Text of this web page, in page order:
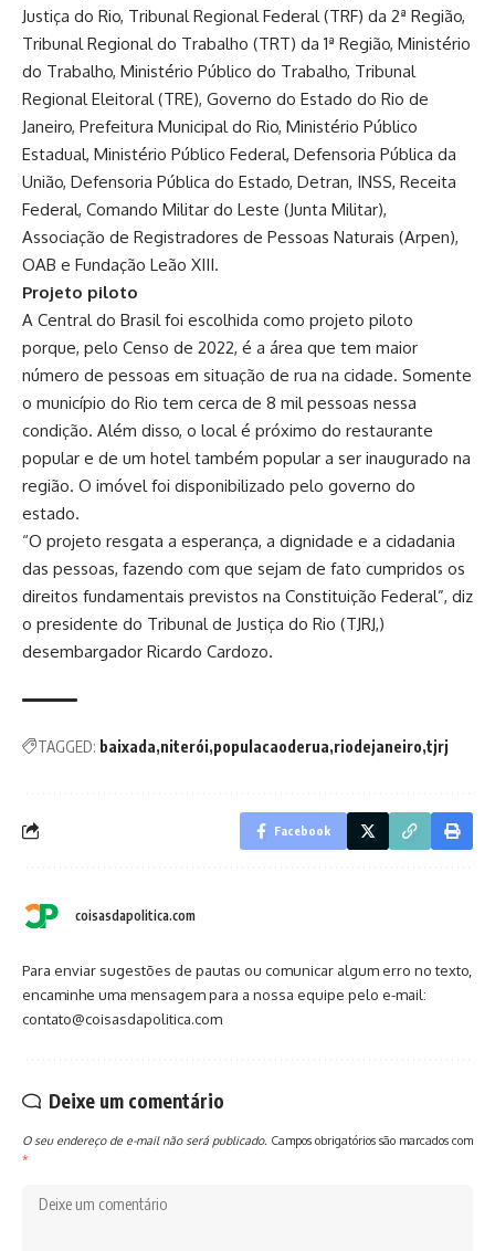
Justiça do Rio, Tribunal Regional Federal (TRF) da 2ª Região,
Tribunal Regional do Trabalho (TRT) da 1ª Região, Ministério
do Trabalho, Ministério Público do Trabalho, Tribunal
Regional Eleitoral (TRE), Governo do Estado do Rio de
Janeiro, Prefeitura Municipal do Rio, Ministério Público
Estadual, Ministério Público Federal, Defensoria Pública da
União, Defensoria Pública do Estado, Detran, INSS, Receita
Federal, Comando Militar do Leste (Junta Militar),
Associação de Registradores de Pessoas Naturais (Arpen),
OAB e Fundação Leão XIII.
Projeto piloto
A Central do Brasil foi escolhida como projeto piloto
porque, pelo Censo de 2022, é a área que tem maior
número de pessoas em situação de rua na cidade. Somente
o município do Rio tem cerca de 8 mil pessoas nessa
condição. Além disso, o local é próximo do restaurante
popular e de um hotel também popular a ser inaugurado na
região. O imóvel foi disponibilizado pelo governo do
estado.
“O projeto resgata a esperança, a dignidade e a cidadania
das pessoas, fazendo com que sejam de fato cumpridos os
direitos fundamentais previstos na Constituição Federal”, diz
o presidente do Tribunal de Justiça do Rio (TJRJ,)
desembargador Ricardo Cardozo.
TAGGED: baixada niterói populacaoderua riodejaneiro tjrj
Facebook
coisasdapolitica.com
Para enviar sugestões de pautas ou comunicar algum erro no texto,
encaminhe uma mensagem para a nossa equipe pelo e-mail:
contato@coisasdapolitica.com
Deixe um comentário
O seu endereço de e-mail não será publicado. Campos obrigatórios são marcados com
*